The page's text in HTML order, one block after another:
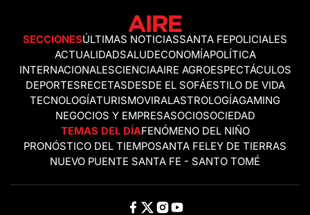
SECCIONESÚLTIMAS NOTICIASSANTA FEPOLICIALES
ACTUALIDADSALUDECONOMÍAPOLÍTICA
INTERNACIONALESCIENCIAAIRE AGROESPECTÁCULOS
DEPORTESRECETASDESDE EL SOFÁESTILO DE VIDA
TECNOLOGÍATURISMOVIRALASTROLOGÍAGAMING
NEGOCIOS Y EMPRESASOCIOSOCIEDAD
TEMAS DEL DÍAFENÓMENO DEL NIÑO
PRONÓSTICO DEL TIEMPOSANTA FELEY DE TIERRAS
NUEVO PUENTE SANTA FE - SANTO TOMÉ